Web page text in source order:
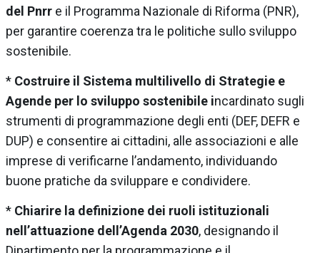
del Pnrr e il Programma Nazionale di Riforma (PNR),
per garantire coerenza tra le politiche sullo sviluppo
sostenibile.
* Costruire il Sistema multilivello di Strategie e
Agende per lo sviluppo sostenibile incardinato sugli
strumenti di programmazione degli enti (DEF, DEFR e
DUP) e consentire ai cittadini, alle associazioni e alle
imprese di verificarne l’andamento, individuando
buone pratiche da sviluppare e condividere.
* Chiarire la definizione dei ruoli istituzionali
nell’attuazione dell’Agenda 2030, designando il